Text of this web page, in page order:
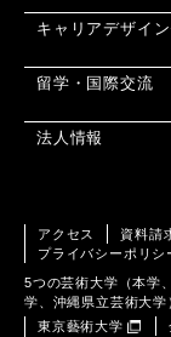
キャリアデザイ
留学・国際交流
法人情報
アクセス 資料請
プライバシーポリシ
5つの芸術大学（本学
学、沖縄県立芸術大学
東京藝術大学